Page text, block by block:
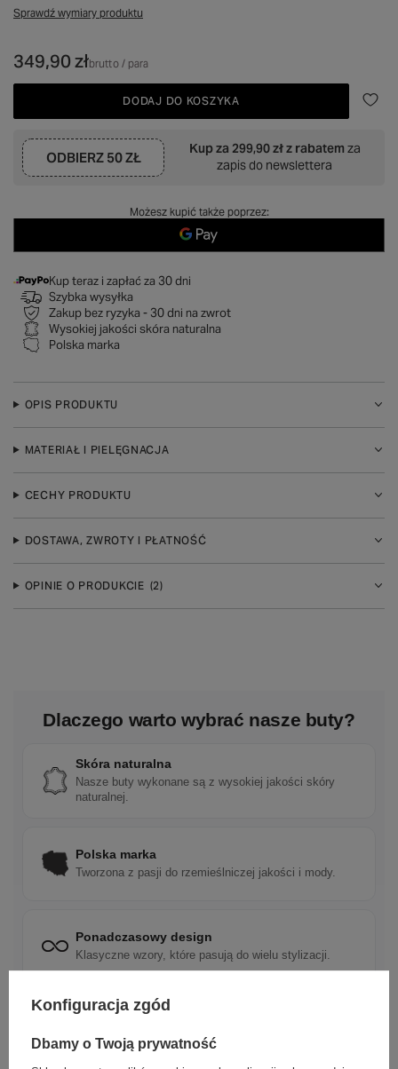
Sprawdź wymiary produktu
349,90 złbrutto/ para
DODAJ DO KOSZYKA
ODBIERZ 50 ZŁ
Kup za 299,90 złz rabatem za
zapis do newslettera
Możesz kupić także poprzez:
Kup teraz i zapłać za 30 dni
Szybka wysyłka
Zakup bez ryzyka - 30 dni na zwrot
Wysokiej jakości skóra naturalna
Polska marka
OPIS PRODUKTU
MATERIAŁ I PIELĘGNACJA
CECHY PRODUKTU
DOSTAWA, ZWROTY I PŁATNOŚĆ
OPINIE O PRODUKCIE (2)
Dlaczego warto wybrać nasze buty?
Skóra naturalna
Nasze buty wykonane są z wysokiej jakości skóry
naturalnej.
Polska marka
Tworzona z pasji do rzemieślniczej jakości i mody.
Ponadczasowy design
Klasyczne wzory, które pasują do wielu stylizacji.
Dbamy o doświadczenie klientów i wysyłamy w 24h.
Konfiguracja zgód
Dbamy o Twoją prywatność